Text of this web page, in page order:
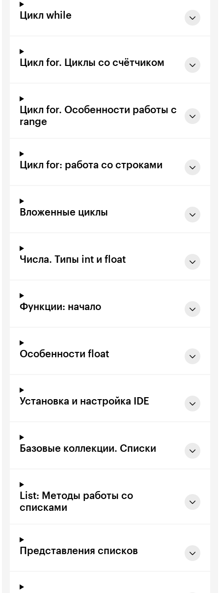
Цикл while
Цикл for. Циклы со счётчиком
Цикл for. Особенности работы с
range
Цикл for: работа со строками
Вложенные циклы
Числа. Типы int и float
Функции: начало
Особенности float
Установка и настройка IDE
Базовые коллекции. Списки
List: Методы работы со
списками
Представления списков